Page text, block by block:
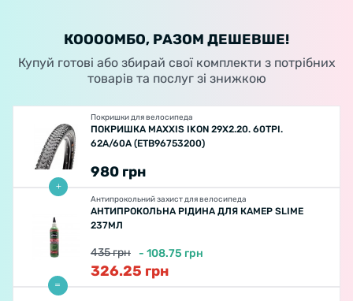
КООООМБО, РАЗОМ ДЕШЕВШЕ!
Купуй готові або збирай свої комплекти з потрібних
товарів та послуг зі знижкою
Покришки для велосипеда
ПОКРИШКА MAXXIS IKON 29X2.20. 60TPI.
62A/60A (ETB96753200)
980 грн
Антипрокольний захист для велосипеда
АНТИПРОКОЛЬНА РІДИНА ДЛЯ КАМЕР SLIME
237МЛ
435грн - 108.75 грн
326.25 грн